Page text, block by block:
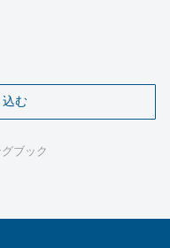
込む
グブック